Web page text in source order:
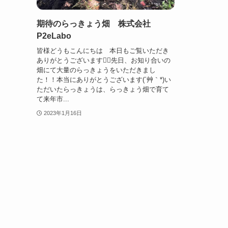
期待のらっきょう畑 株式会社
P2eLabo
皆様どうもこんにちは 本日もご覧いただき
ありがとうございます🙇‍♀️先日、お知り合いの
畑にて大量のらっきょうをいただきまし
た！！本当にありがとうございます(´艸｀*)い
ただいたらっきょうは、らっきょう畑で育て
て来年市...
2023年1月16日